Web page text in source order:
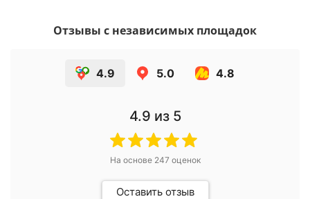
Отзывы с независимых площадок
4.9 5.0 4.8
4.9 из 5
На основе 247 оценок
Оставить отзыв